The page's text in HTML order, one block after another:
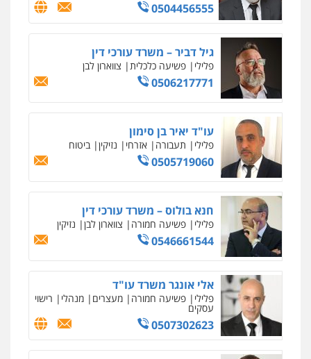
0504456555
גיל דביר – משרד עורכי דין
פלילי פשיעה כלכלית צווארון לבן
0506217771
עו"ד יאיר בן סימון
פלילי תעבורה אזרחי נזיקין ביטוח
0505719060
חנא בולוס – משרד עורכי דין
פלילי פשיעה חמורה צווארון לבן נזיקין
0546661544
אלי אונגר משרד עו"ד
פלילי פשיעה חמורה מעצרים מנהלי רישוי
עסקים
0507302623
רונן הלל – מוניטין
0522508109
0544500346
לעורכי דין
0504062539
עו"ד ד"ר אבי שקד